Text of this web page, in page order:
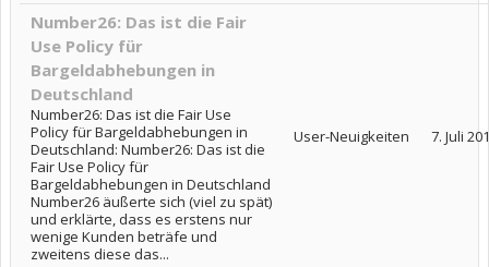
Number26: Das ist die Fair
Use Policy für
Bargeldabhebungen in
Deutschland
Number26: Das ist die Fair Use
Policy für Bargeldabhebungen in
Deutschland: Number26: Das ist die
Fair Use Policy für
Bargeldabhebungen in Deutschland
Number26 äußerte sich (viel zu spät)
und erklärte, dass es erstens nur
wenige Kunden beträfe und
zweitens diese das...
User-Neuigkeiten 7. Juli